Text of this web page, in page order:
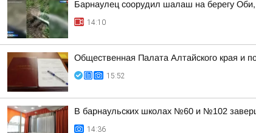
Барнаулец соорудил шалаш на берегу
14:10
Общественная Палата Алтайского края и
15:52
В барнаульских школах №60 и №102
14:36